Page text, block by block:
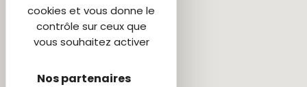
cookies et vous donne le
contrôle sur ceux que
vous souhaitez activer
Nos partenaires